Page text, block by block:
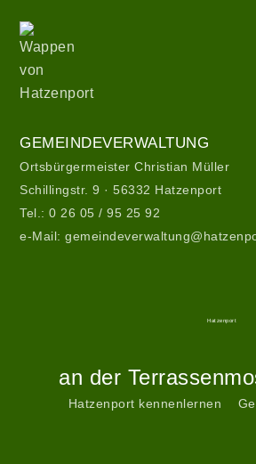
Wappen
von
Gemeindeverwaltung
GEMEINDEVERWALTUNG
Ortsbürgermeister Christian Müller
Schillingstr. 9 · 56332 Hatzenport
Tel.:0 26 05 / 95 25 92
e-Mail:
Hatzenport
an der
Hatzenport kennenlernen